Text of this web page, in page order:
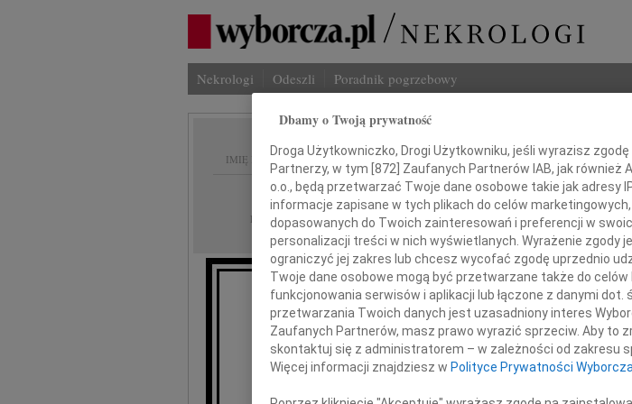
Nekrologi Odeszli Poradnik pogrzebowy
IMIĘ I NAZWISKO:
REGION: Bydgoszcz
DATA EMISJI: 27.09.2014
Aleksandrze i Bartoszowi
Smoczyńskim
oraz
Dbamy o Twoją prywatność
Droga Użytkowniczko, Drogi Użytkowniku, jeśli wyrazisz
Partnerzy, w tym [872] Zaufanych Partnerów IAB, jak również
o.o., będą przetwarzać Twoje dane osobowe takie jak adresy
informacje zapisane w tych plikach do celów
dopasowanych do Twoich zainteresowań i preferencji w
personalizacji treści w nich wyświetlanych. Wyrażenie zgody
ograniczyć jej zakres lub chcesz wycofać zgodę uprzednio
Twoje dane osobowe mogą być przetwarzane także do
funkcjonowania serwisów i aplikacji lub łączone z danymi
przetwarzania Twoich danych jest uzasadniony interes
Zaufanych Partnerów, masz prawo wyrazić sprzeciw. Aby to
skontaktuj się z administratorem – w zależności od zakresu
Więcej informacji znajdziesz w Polityce Prywatności